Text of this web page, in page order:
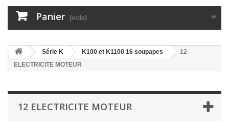
Panier (vide)
>Série K >K100 et K1100 16 soupapes
12
ELECTRICITE MOTEUR
12 ELECTRICITE MOTEUR